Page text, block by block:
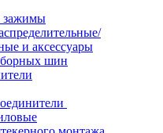
зажимы
и аксессуары
шин